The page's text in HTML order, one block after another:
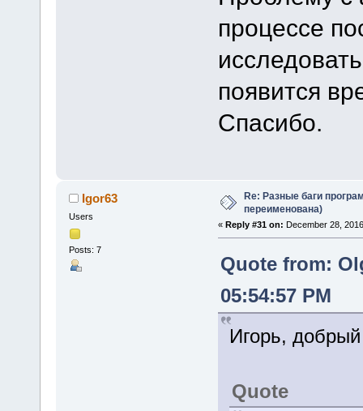
процессе
появится
Спасибо.
Igor63
Users
Posts: 7
Re: Разные баги
переименована)
« Reply #31 on: December 28,
Quote from:
05:54:57 PM
Игорь,
Quote